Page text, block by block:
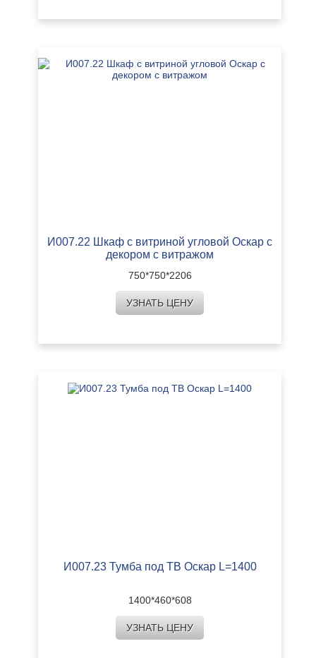
И007.22 Шкаф с витриной угловой Оскар с
декором с витражом
750*750*2206
УЗНАТЬ ЦЕНУ
И007.23 Тумба под ТВ Оскар L=1400
1400*460*608
УЗНАТЬ ЦЕНУ